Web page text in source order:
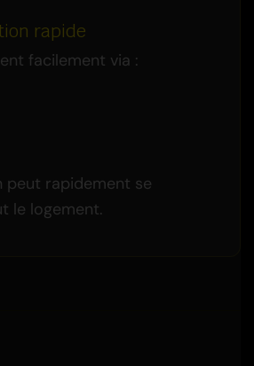
rapide
facilement via :
peut rapidement se
le logement.